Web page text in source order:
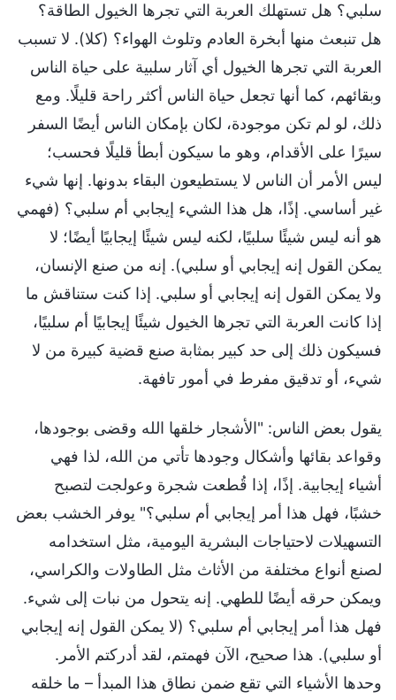
سلبي؟ هل تستهلك العربة التي تجرها الخيول الطاقة؟
هل تنبعث منها أبخرة العادم وتلوث الهواء؟ (كلا). لا تسبب
العربة التي تجرها الخيول أي آثار سلبية على حياة الناس
وبقائهم، كما أنها تجعل حياة الناس أكثر راحة قليلًا. ومع
ذلك، لو لم تكن موجودة، لكان بإمكان الناس أيضًا السفر
سيرًا على الأقدام، وهو ما سيكون أبطأ قليلًا فحسب؛
ليس الأمر أن الناس لا يستطيعون البقاء بدونها. إنها شيء
غير أساسي. إذًا، هل هذا الشيء إيجابي أم سلبي؟ (فهمي
هو أنه ليس شيئًا سلبيًا، لكنه ليس شيئًا إيجابيًا أيضًا؛ لا
يمكن القول إنه إيجابي أو سلبي). إنه من صنع الإنسان،
ولا يمكن القول إنه إيجابي أو سلبي. إذا كنت ستناقش ما
إذا كانت العربة التي تجرها الخيول شيئًا إيجابيًا أم سلبيًا،
فسيكون ذلك إلى حد كبير بمثابة صنع قضية كبيرة من لا
شيء، أو تدقيق مفرط في أمور تافهة.
يقول بعض الناس: "الأشجار خلقها الله وقضى بوجودها،
وقواعد بقائها وأشكال وجودها تأتي من الله، لذا فهي
أشياء إيجابية. إذًا، إذا قُطعت شجرة وعولجت لتصبح
خشبًا، فهل هذا أمر إيجابي أم سلبي؟" يوفر الخشب بعض
التسهيلات لاحتياجات البشرية اليومية، مثل استخدامه
لصنع أنواع مختلفة من الأثاث مثل الطاولات والكراسي،
ويمكن حرقه أيضًا للطهي. إنه يتحول من نبات إلى شيء.
فهل هذا أمر إيجابي أم سلبي؟ (لا يمكن القول إنه إيجابي
أو سلبي). هذا صحيح، الآن فهمتم، لقد أدركتم الأمر.
وحدها الأشياء التي تقع ضمن نطاق هذا المبدأ – ما خلقه